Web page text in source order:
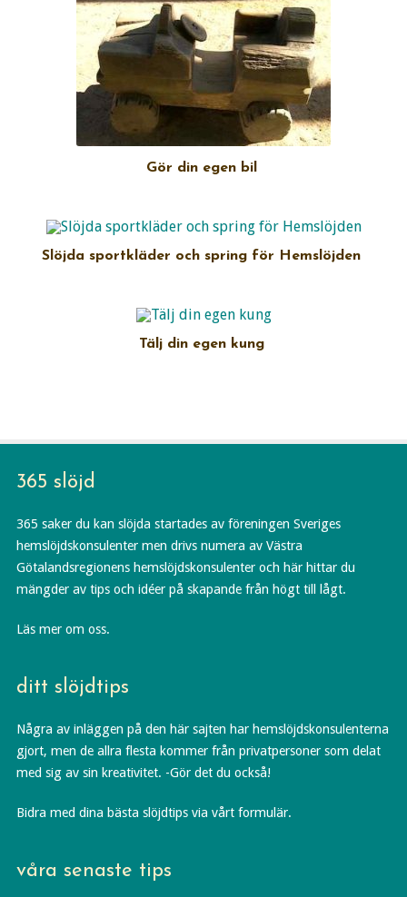
Gör din egen bil
Slöjda sportkläder och spring för Hemslöjden
Tälj din egen kung
365 slöjd
365 saker du kan slöjda startades av föreningen Sveriges
hemslöjdskonsulenter men drivs numera av Västra
Götalandsregionens hemslöjdskonsulenter och här hittar du
mängder av tips och idéer på skapande från högt till lågt.
Läs mer om oss.
ditt slöjdtips
Några av inläggen på den här sajten har hemslöjdskonsulenterna
gjort, men de allra flesta kommer från privatpersoner som delat
med sig av sin kreativitet. -Gör det du också!
Bidra med dina bästa slöjdtips via vårt formulär.
våra senaste tips